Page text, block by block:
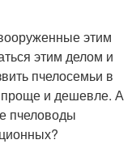
этим
этим делом и
пчелосемьи в
проще и дешевле. А
пчеловоды